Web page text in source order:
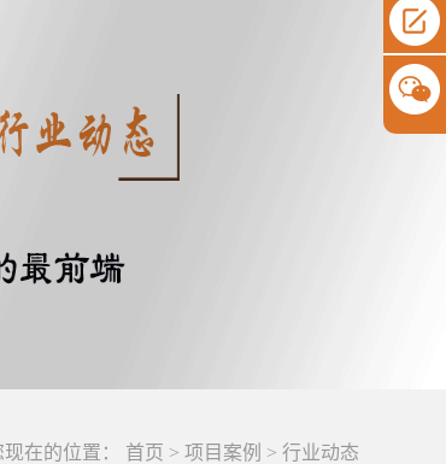
现在的位置： 首页 > 项目案例 > 行业动态